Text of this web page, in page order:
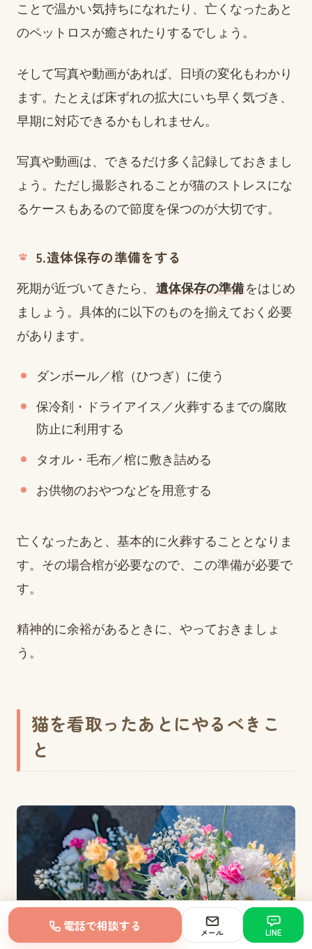
ことで温かい気持ちになれたり、亡くなったあと
のペットロスが癒されたりするでしょう。
そして写真や動画があれば、日頃の変化もわかり
ます。たとえば床ずれの拡大にいち早く気づき、
早期に対応できるかもしれません。
写真や動画は、できるだけ多く記録しておきまし
ょう。ただし撮影されることが猫のストレスにな
るケースもあるので節度を保つのが大切です。
5.遺体保存の準備をする
死期が近づいてきたら、 遺体保存の準備をはじめ
ましょう。具体的に以下のものを揃えておく必要
があります。
ダンボール／棺（ひつぎ）に使う
保冷剤・ドライアイス／火葬するまでの腐敗
防止に利用する
タオル・毛布／棺に敷き詰める
お供物のおやつなどを用意する
亡くなったあと、基本的に火葬することとなりま
す。その場合棺が必要なので、この準備が必要で
す。
精神的に余裕があるときに、やっておきましょ
う。
猫を看取ったあとにやるべきこ
と
電話で相談する メール LINE